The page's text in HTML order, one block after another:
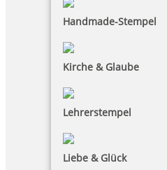
Handmade-Stempel
Kirche & Glaube
Lehrerstempel
Liebe & Glück